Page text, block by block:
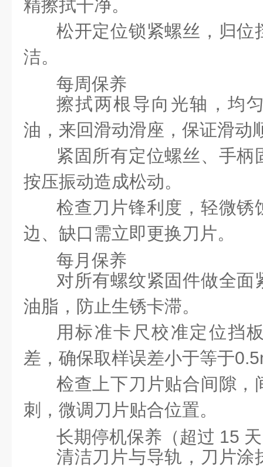
精擦拭干净。
松开定位锁紧螺丝，归位
洁。
每周保养
擦拭两根导向光轴，均
油，来回滑动滑座，保证滑动
紧固所有定位螺丝、手柄
按压振动造成松动。
检查刀片锋利度，轻微锈
边、缺口需立即更换刀片。
每月保养
对所有螺纹紧固件做全面
油脂，防止生锈卡滞。
用标准卡尺校准定位挡
差，确保取样误差小于等于
检查上下刀片贴合间隙，
刺，微调刀片贴合位置。
长期停机保养（超过 15
清洁刀片与导轨，刀片涂